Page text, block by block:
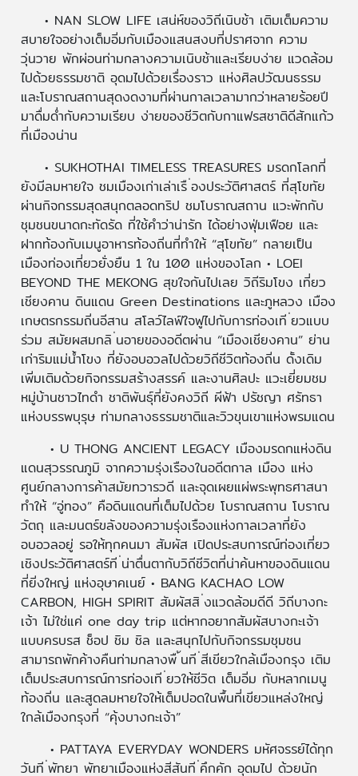
• NAN SLOW LIFE เสน่ห์ของวิถีเนิบช้า เติมเต็มความ
สบายใจอย่างเต็มอิ่มกับเมืองแสนสงบที่ปราศจาก ความ
วุ่นวาย พักผ่อนท่ามกลางความเนิบช้าและเรียบง่าย แวดล้อม
ไปด้วยธรรมชาติ อุดมไปด้วยเรื่องราว แห่งศิลปวัฒนธรรม
และโบราณสถานสุดงดงามที่ผ่านกาลเวลามากว่าหลายร้อยปี
มาดื่มด่ำกับความเรียบ ง่ายของชีวิตกับกาแฟรสชาติดีสักแก้ว
ที่เมืองน่าน
• SUKHOTHAI TIMELESS TREASURES มรดกโลกที่
ยังมีลมหายใจ ชมเมืองเก่าเล่าเรื ่องประวัติศาสตร์ ที่สุโขทัย
ผ่านกิจกรรมสุดสนุกตลอดทริป ชมโบราณสถาน แวะพักกับ
ชุมชนขนาดกะทัดรัด ที่ใช้คำว่าน่ารัก ได้อย่างฟุ่มเฟือย และ
ฝากท้องกับเมนูอาหารท้องถิ่นที่ทำให้ “สุโขทัย” กลายเป็น
เมืองท่องเที่ยวยั่งยืน 1 ใน 100 แห่งของโลก • LOEI
BEYOND THE MEKONG สุขใจกันไปเลย วิถีริมโขง เที่ยว
เชียงคาน ดินแดน Green Destinations และภูหลวง เมือง
เกษตรกรรมถิ่นอีสาน สโลว์ไลฟ์ใจฟูไปกับการท่องเที ่ยวแบบ
ร่วม สมัยผสมกลิ ่นอายของอดีตผ่าน “เมืองเชียงคาน” ย่าน
เก่าริมแม่น้ำโขง ที่ยังอบอวลไปด้วยวิถีชีวิตท้องถิ่น ดั้งเดิม
เพิ่มเติมด้วยกิจกรรมสร้างสรรค์ และงานศิลปะ แวะเยี่ยมชม
หมู่บ้านชาวไทดำ ชาติพันธุ์ที่ยังคงวิถี ผีฟ้า ปรัชญา ศรัทธา
แห่งบรรพบุรุษ ท่ามกลางธรรมชาติและวิวขุนเขาแห่งพรมแดน
• U THONG ANCIENT LEGACY เมืองมรดกแห่งดิน
แดนสุวรรณภูมิ จากความรุ่งเรืองในอดีตกาล เมือง แห่ง
ศูนย์กลางการค้าสมัยทวารวดี และจุดเผยแผ่พระพุทธศาสนา
ทำให้ “อู่ทอง” คือดินแดนที่เต็มไปด้วย โบราณสถาน โบราณ
วัตถุ และมนตร์ขลังของความรุ่งเรืองแห่งกาลเวลาที่ยัง
อบอวลอยู่ รอให้ทุกคนมา สัมผัส เปิดประสบการณ์ท่องเที่ยว
เชิงประวัติศาสตร์ที ่น่าตื่นตากับวิถีชีวิตที่น่าค้นหาของดินแดน
ที่ยิ่งใหญ่ แห่งอุษาคเนย์ • BANG KACHAO LOW
CARBON, HIGH SPIRIT สัมผัสสิ ่งแวดล้อมดีดี วิถีบางกะ
เจ้า ไม่ใช่แค่ one day trip แต่หากอยากสัมผัสบางกะเจ้า
แบบครบรส ช็อป ชิม ชิล และสนุกไปกับกิจกรรมชุมชน
สามารถพักค้างคืนท่ามกลางพื ้นที ่สีเขียวใกล้เมืองกรุง เติม
เต็มประสบการณ์การท่องเที ่ยวให้ชีวิต เต็มอิ่ม กับหลากเมนู
ท้องถิ่น และสูดลมหายใจให้เต็มปอดในพื้นที่เขียวแหล่งใหญ่
ใกล้เมืองกรุงที่ “คุ้งบางกะเจ้า”
• PATTAYA EVERYDAY WONDERS มหัศจรรย์ได้ทุก
วันที ่พัทยา พัทยาเมืองแห่งสีสันที ่คึกคัก อุดมไป ด้วยนัก